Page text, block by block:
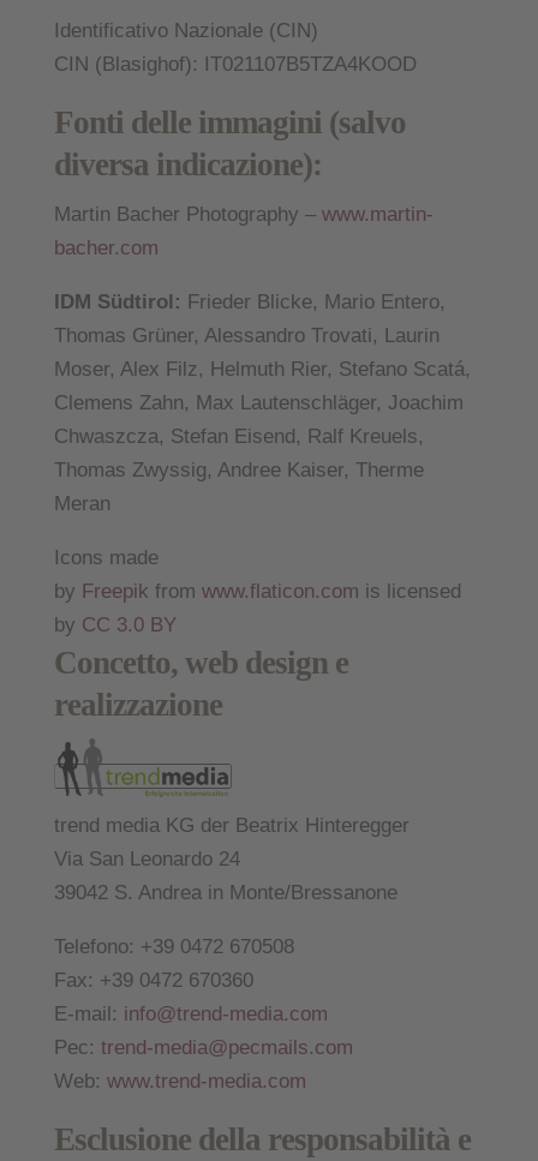
Identificativo Nazionale (CIN)
CIN (Blasighof): IT021107B5TZA4KOOD
Fonti delle immagini (salvo
diversa indicazione):
Martin Bacher Photography – www.martin-
bacher.com
IDM Südtirol: Frieder Blicke, Mario Entero,
Thomas Grüner, Alessandro Trovati, Laurin
Moser, Alex Filz, Helmuth Rier, Stefano Scatá,
Clemens Zahn, Max Lautenschläger, Joachim
Chwaszcza, Stefan Eisend, Ralf Kreuels,
Thomas Zwyssig, Andree Kaiser, Therme
Meran
Icons made
by Freepik from www.flaticon.com is licensed
by CC 3.0 BY
Concetto, web design e
realizzazione
trend media KG der Beatrix Hinteregger
Via San Leonardo 24
39042 S. Andrea in Monte/Bressanone
Telefono: +39 0472 670508
Fax: +39 0472 670360
E-mail: info@trend-media.com
Pec: trend-media@pecmails.com
Web: www.trend-media.com
Esclusione della responsabilità e